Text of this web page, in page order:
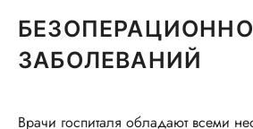
ЗАБОЛЕВАНИЙ
Врачи госпиталя обладают всеми